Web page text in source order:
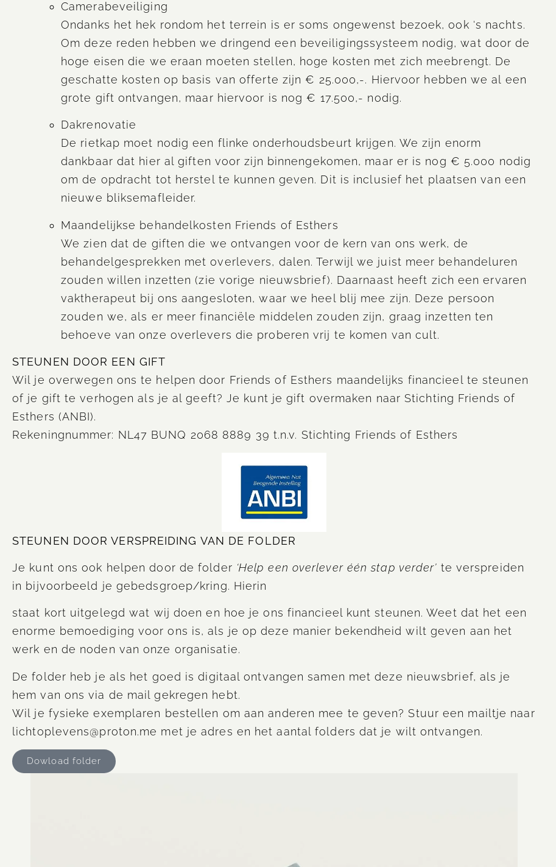
Camerabeveiliging
Ondanks het hek rondom het terrein is er soms ongewenst bezoek, ook ‘s nachts.
Om deze reden hebben we dringend een beveiligingssysteem nodig, wat door de
hoge eisen die we eraan moeten stellen, hoge kosten met zich meebrengt. De
geschatte kosten op basis van offerte zijn € 25.000,-. Hiervoor hebben we al een
grote gift ontvangen, maar hiervoor is nog € 17.500,- nodig.
Dakrenovatie
De rietkap moet nodig een flinke onderhoudsbeurt krijgen. We zijn enorm
dankbaar dat hier al giften voor zijn binnengekomen, maar er is nog € 5.000 nodig
om de opdracht tot herstel te kunnen geven. Dit is inclusief het plaatsen van een
nieuwe bliksemafleider.
Maandelijkse behandelkosten Friends of Esthers
We zien dat de giften die we ontvangen voor de kern van ons werk, de
behandelgesprekken met overlevers, dalen. Terwijl we juist meer behandeluren
zouden willen inzetten (zie vorige nieuwsbrief). Daarnaast heeft zich een ervaren
vaktherapeut bij ons aangesloten, waar we heel blij mee zijn. Deze persoon
zouden we, als er meer financiële middelen zouden zijn, graag inzetten ten
behoeve van onze overlevers die proberen vrij te komen van cult.
STEUNEN DOOR EEN GIFT
Wil je overwegen ons te helpen door Friends of Esthers maandelijks financieel te steunen
of je gift te verhogen als je al geeft? Je kunt je gift overmaken naar Stichting Friends of
Esthers (ANBI).
Rekeningnummer: NL47 BUNQ 2068 8889 39 t.n.v. Stichting Friends of Esthers
STEUNEN DOOR VERSPREIDING VAN DE FOLDER
Je kunt ons ook helpen door de folder ‘Help een overlever één stap verder’ te verspreiden
in bijvoorbeeld je gebedsgroep/kring. Hierin
staat kort uitgelegd wat wij doen en hoe je ons financieel kunt steunen. Weet dat het een
enorme bemoediging voor ons is, als je op deze manier bekendheid wilt geven aan het
werk en de noden van onze organisatie.
De folder heb je als het goed is digitaal ontvangen samen met deze nieuwsbrief, als je
hem van ons via de mail gekregen hebt.
Wil je fysieke exemplaren bestellen om aan anderen mee te geven? Stuur een mailtje naar
lichtoplevens@proton.me met je adres en het aantal folders dat je wilt ontvangen.
Dowload folder